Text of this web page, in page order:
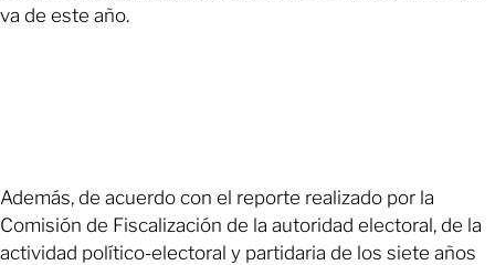
va de este año.
Además, de acuerdo con el reporte realizado por la
Comisión de Fiscalización de la autoridad electoral, de la
actividad político-electoral y partidaria de los siete años